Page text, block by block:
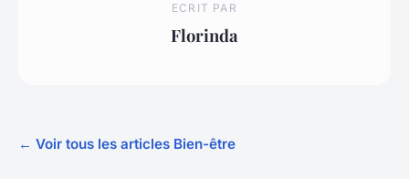
ECRIT PAR
Florinda
← Voir tous les articles Bien-être